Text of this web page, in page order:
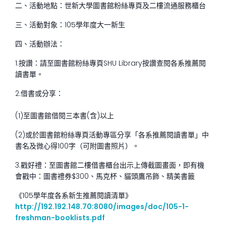
二、活動地點：世新大學圖書館粉絲專頁及二樓流通服務櫃台
三、活動對象：105學年度大一新生
四、活動辦法：
1.按讚：請至圖書館粉絲專頁SHU Library按讚查閱各系推薦閱
讀書單。
2.借書或分享：
(1)至圖書館借閱三本書(含)以上
(2)或於圖書館粉絲專頁活動專區分享「各系推薦閱讀書單」中
書名及微心得100字（可附圖書照片）。
3.戳好禮：至圖書館二樓借書櫃台出示上傳截圖畫面，即有機
會戳中：圖書禮券$300、馬克杯、貓頭鷹吊飾、精美書籤
《105學年度各系新生推薦閱讀清單》
http://192.192.148.70:8080/images/doc/105-1-
freshman-booklists.pdf